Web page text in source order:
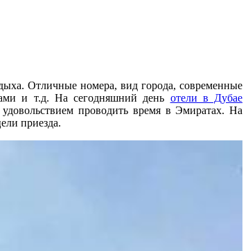
Отличные номера, вид города, современные
и т.д. На сегодняшний день отели в Дубае
удовольствием проводить время в Эмиратах. На
приезда.